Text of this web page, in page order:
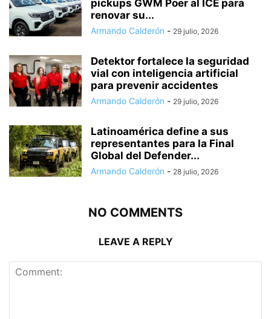
pickups GWM Poer al ICE para
renovar su...
Armando Calderón - 29 julio, 2026
Detektor fortalece la seguridad
vial con inteligencia artificial
para prevenir accidentes
Armando Calderón - 29 julio, 2026
Latinoamérica define a sus
representantes para la Final
Global del Defender...
Armando Calderón - 28 julio, 2026
NO COMMENTS
LEAVE A REPLY